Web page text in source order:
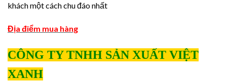
khách một cách chu đáo nhất
Địa điểm mua hàng
CÔNG TY TNHH SẢN XUẤT VIỆT
XANH